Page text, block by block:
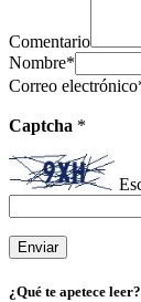
Comentario
Nombre*
Correo electrónico
Captcha *
¿Qué te apetece leer?